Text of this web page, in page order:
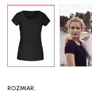
ROZMIAR: